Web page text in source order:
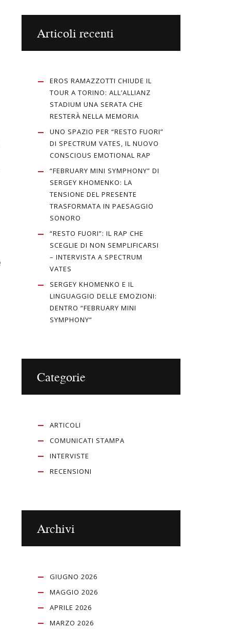
Articoli recenti
EROS RAMAZZOTTI CHIUDE IL
TOUR A TORINO: ALL’ALLIANZ
STADIUM UNA SERATA CHE
RESTERÀ NELLA MEMORIA
UNO SPAZIO PER “RESTO FUORI”
DI SPECTRUM VATES, IL NUOVO
CONSCIOUS EMOTIONAL RAP
“FEBRUARY MINI SYMPHONY” DI
SERGEY KHOMENKO: LA
TENSIONE DEL PRESENTE
TRASFORMATA IN PAESAGGIO
SONORO
“RESTO FUORI”: IL RAP CHE
SCEGLIE DI NON SEMPLIFICARSI
– INTERVISTA A SPECTRUM
VATES
SERGEY KHOMENKO E IL
LINGUAGGIO DELLE EMOZIONI:
DENTRO “FEBRUARY MINI
SYMPHONY”
Categorie
ARTICOLI
COMUNICATI STAMPA
INTERVISTE
RECENSIONI
Archivi
GIUGNO 2026
MAGGIO 2026
APRILE 2026
MARZO 2026